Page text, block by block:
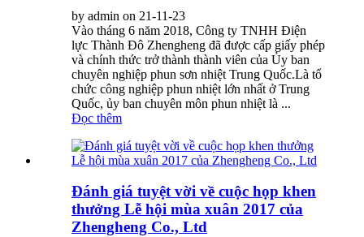
by admin on 21-11-23
Vào tháng 6 năm 2018, Công ty TNHH Điện
lực Thành Đô Zhengheng đã được cấp giấy phép
và chính thức trở thành thành viên của Ủy ban
chuyên nghiệp phun sơn nhiệt Trung Quốc.Là tổ
chức công nghiệp phun nhiệt lớn nhất ở Trung
Quốc, ủy ban chuyên môn phun nhiệt là ...
Đọc thêm
Đánh giá tuyệt vời về cuộc họp khen
thưởng Lễ hội mùa xuân 2017 của
Zhengheng Co., Ltd